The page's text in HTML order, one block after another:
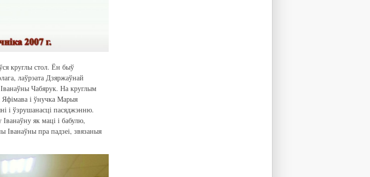
круглы стол. Ён быў
лаўрэата Дзяржаўнай
Чабярук. На круглым
Яфімава і ўнучка Марыя
і ўзрушанасці пасяджэнню.
як маці і бабулю,
Іванаўны пра падзеі, звязаныя